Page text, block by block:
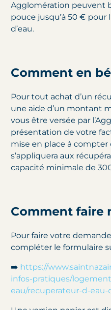
Agglomération peuvent
pouce jusqu’à 50 € pour
d’eau.
Comment en
Pour tout achat d’un
une aide d’un montant
vous être versée par
présentation de votre
mise en place à compter
s’appliquera aux
capacité minimale de
Comment faire
Pour faire votre
compléter le formulaire
➡️ https://
infos-pratiques/
eau/recuperateur-d-eau-